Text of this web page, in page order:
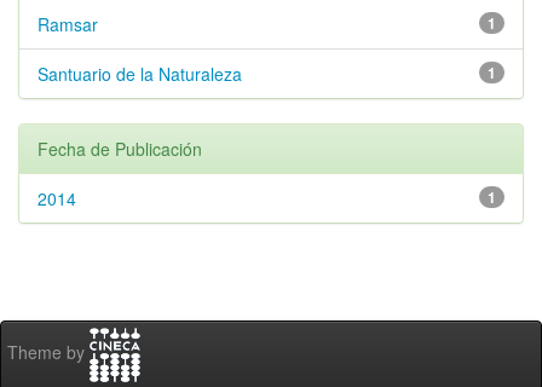
1
Ramsar
1
Santuario de la Naturaleza
Fecha de Publicación
1
2014
Theme by